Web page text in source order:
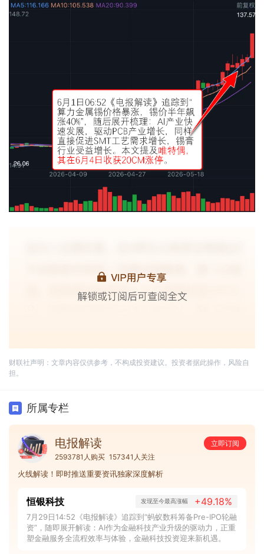
财联社声明：文章内容仅供参考，不构成投资建议。投资者据此操作，风险自
担。
所属专栏
电报解读
立即订阅
2593781人购买 157341人关注
火线解读！即时推送重要资讯独家深度解析
恒银科技 发现至今最高涨幅 +49.18%
7月29日14:52《电报解读》追踪到“蚂蚁数科筹备Pre-IPO轮融
资”，随即展开解读：AI作为金融科技产业升级的驱动力，正重
塑金融服务全流程效率与体验，金融科技投资迎来新机遇。